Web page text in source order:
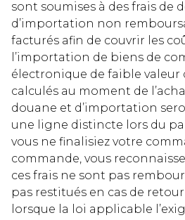
sont soumises à des frais de
d’importation non
facturés afin de couvrir les
l’importation de biens de
électronique de faible valeur
calculés au moment de
douane et d’importation
une ligne distincte lors du
vous ne finalisiez votre
commande, vous
ces frais ne sont pas
pas restitués en cas de
lorsque la loi applicable